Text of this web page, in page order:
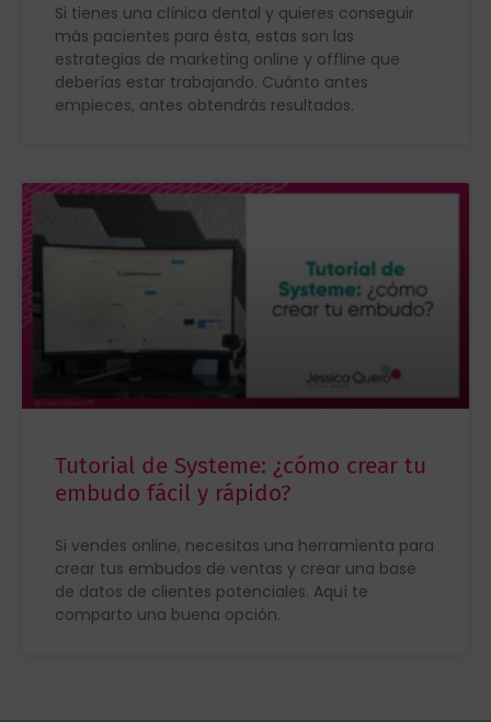
Si tienes una clínica dental y quieres conseguir
más pacientes para ésta, estas son las
estrategias de marketing online y offline que
deberías estar trabajando. Cuánto antes
empieces, antes obtendrás resultados.
Tutorial de Systeme: ¿cómo crear tu
embudo fácil y rápido?
Si vendes online, necesitas una herramienta para
crear tus embudos de ventas y crear una base
de datos de clientes potenciales. Aquí te
comparto una buena opción.